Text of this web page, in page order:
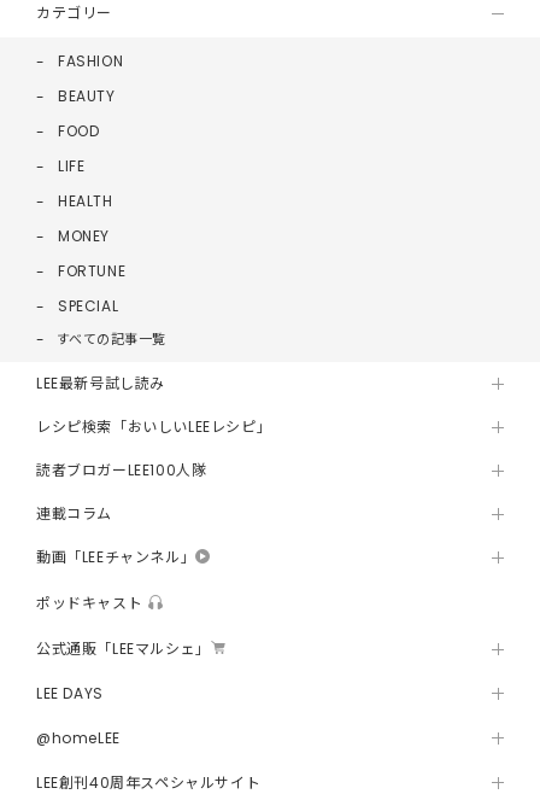
カテゴリー
FASHION
BEAUTY
FOOD
LIFE
HEALTH
MONEY
FORTUNE
SPECIAL
すべての記事一覧
LEE最新号試し読み
レシピ検索「おいしいLEEレシピ」
読者ブロガーLEE100人隊
連載コラム
動画「LEEチャンネル」
ポッドキャスト
公式通販「LEEマルシェ」
LEE DAYS
@homeLEE
LEE創刊40周年スペシャルサイト